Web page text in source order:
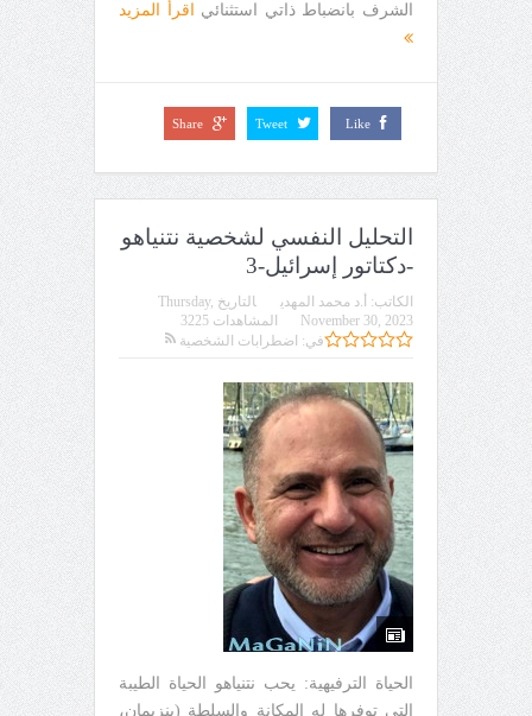
الشرف بانضباط ذاتي استثنائي
اقرأ المزيد
Like
Tweet
Share
التحليل النفسي لشخصية نتنياهو
-دكتاتور إسرائيل-3
الكاتب: أ.د محمد المهدي التاريخ Thursday,
November 30, 2023
في: اضطرابات الشخصية
المشاهدات 3225
الحياة الترفيهية: يحب نتنياهو الحياة الطيبة
التي توفرها له المكانة والسلطة (بنزيمان،